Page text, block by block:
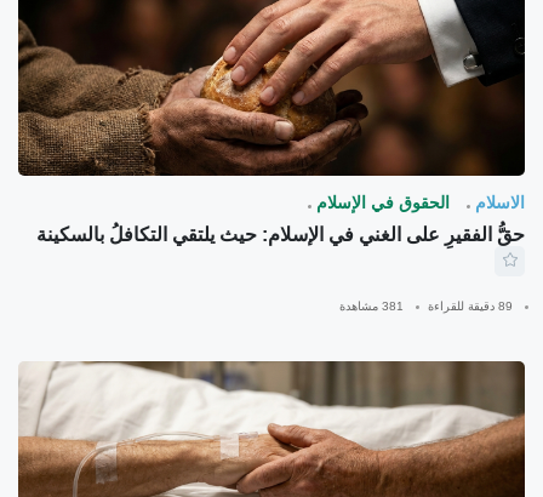
الاسلام الحقوق في الإسلام
حقُّ الفقيرِ على الغني في الإسلام: حيث يلتقي التكافلُ بالسكينة
89 دقيقة للقراءة 381 مشاهدة